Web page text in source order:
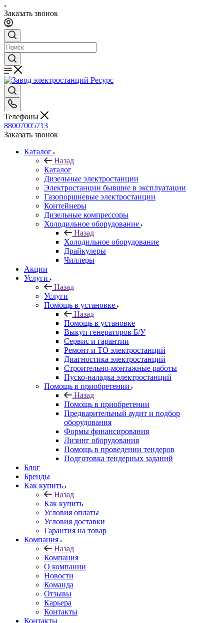
Заказать звонок
Телефоны
88007005713
Заказать звонок
Каталог
Назад
Каталог
Дизельные электростанции
Электростанции бывшие в эксплуатации
Газопоршневые электростанции
Контейнеры
Дизельные компрессоры
Холодильное оборудование
Назад
Холодильное оборудование
Драйкулеры
Чиллеры
Акции
Услуги
Назад
Услуги
Помощь в установке
Назад
Помощь в установке
Выкуп генераторов Б/У
Сервис и гарантии
Ремонт и ТО электростанций
Диагностика электростанций
Строительно-монтажные работы
Пуско-наладка электростанций
Помощь в приобретении
Назад
Помощь в приобретении
Предварительный аудит и подбор
оборудования
Формы финансирования
Лизинг оборудования
Помощь в проведении тендеров
Подготовка тендерных заданий
Блог
Бренды
Как купить
Назад
Как купить
Условия оплаты
Условия доставки
Гарантия на товар
Компания
Назад
Компания
О компании
Новости
Команда
Отзывы
Карьера
Контакты
Контакты